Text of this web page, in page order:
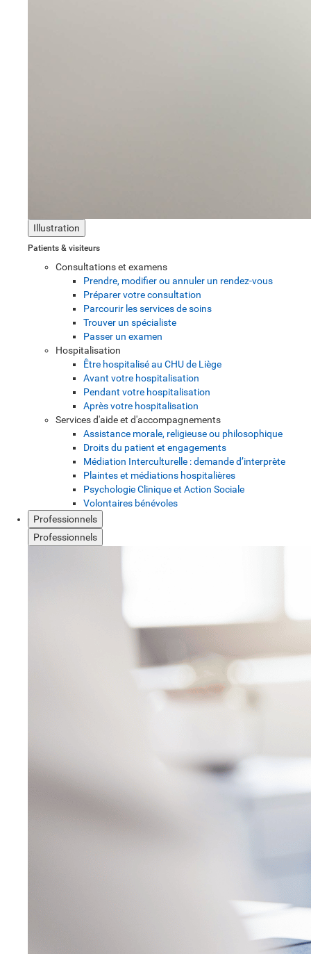
Illustration
Patients & visiteurs
Consultations et examens
Prendre, modifier ou annuler un rendez-vous
Préparer votre consultation
Parcourir les services de soins
Trouver un spécialiste
Passer un examen
Hospitalisation
Être hospitalisé au CHU de Liège
Avant votre hospitalisation
Pendant votre hospitalisation
Après votre hospitalisation
Services d'aide et d'accompagnements
Assistance morale, religieuse ou philosophique
Droits du patient et engagements
Médiation Interculturelle : demande d’interprète
Plaintes et médiations hospitalières
Psychologie Clinique et Action Sociale
Volontaires bénévoles
Professionnels
Professionnels